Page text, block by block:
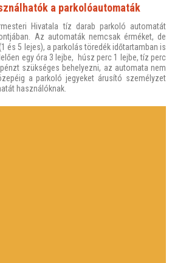
a parkolóautomaták
Hivatala tíz darab parkoló automatát
Az automaták nemcsak érméket, de
és 5 lejes), a parkolás töredék időtartamban is
egy óra 3 lejbe, húsz perc 1 lejbe, tíz perc
szükséges behelyezni, az automata nem
a parkoló jegyeket árusító személyzet
használóknak.